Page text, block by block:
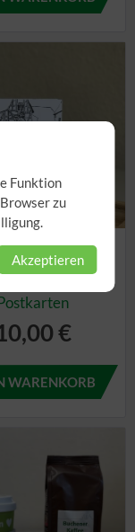
Funktion
zu
Akzeptieren
Leporello -
in
€